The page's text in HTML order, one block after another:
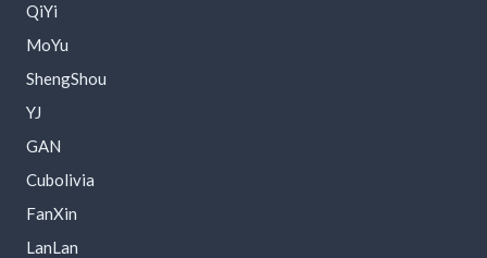
QiYi
MoYu
ShengShou
YJ
GAN
Cubolivia
FanXin
LanLan